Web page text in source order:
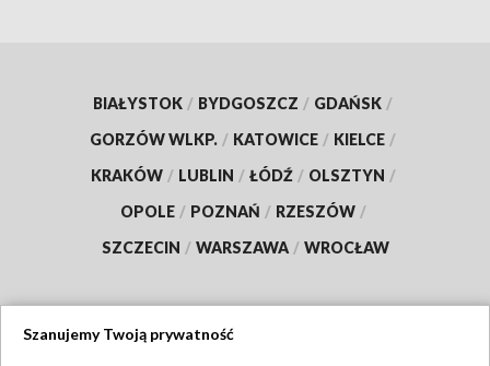
BIAŁYSTOK / BYDGOSZCZ / GDAŃSK /
GORZÓW WLKP. / KATOWICE / KIELCE /
KRAKÓW / LUBLIN / ŁÓDŹ / OLSZTYN /
OPOLE / POZNAŃ / RZESZÓW /
SZCZECIN / WARSZAWA / WROCŁAW
Szanujemy Twoją prywatność